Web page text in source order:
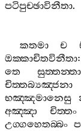
පටිපුච‍්ඡාවිනීතා.
කතමා ච
ඔක‍්කාචිතවිනීතා
තෙ
සුත‍්තන‍්තා
චිත‍්තබ්‍යඤ‍්ජනා
භඤ‍්ඤමානෙසු
අඤ‍්ඤා
චිත‍්තං
උග‍්ගහෙතබ‍්බං